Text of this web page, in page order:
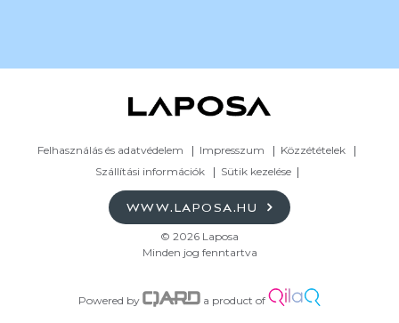
Felhasználás és adatvédelem Impresszum
Közzétételek
Szállítási információk
Sütik kezelése
WWW.LAPOSA.HU
© 2026 Laposa
Minden jog fenntartva
Powered by a product of